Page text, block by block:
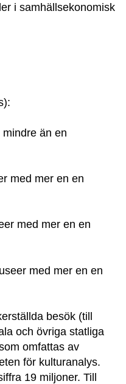
i samhällsekonomisk
än en
med mer en en
med mer en en
med mer en en
besök (till
och övriga statliga
omfattas av
för kulturanalys.
19 miljoner. Till